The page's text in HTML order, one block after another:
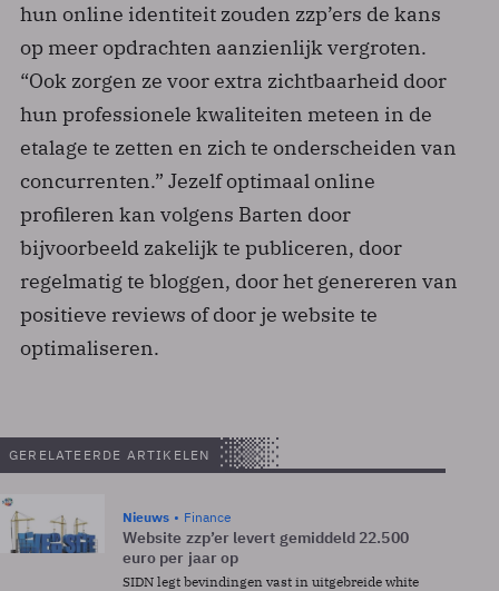
hun online identiteit zouden zzp’ers de kans
op meer opdrachten aanzienlijk vergroten.
“Ook zorgen ze voor extra zichtbaarheid door
hun professionele kwaliteiten meteen in de
etalage te zetten en zich te onderscheiden van
concurrenten.” Jezelf optimaal online
profileren kan volgens Barten door
bijvoorbeeld zakelijk te publiceren, door
regelmatig te bloggen, door het genereren van
positieve reviews of door je website te
optimaliseren.
GERELATEERDE ARTIKELEN
Nieuws Finance
Website zzp’er levert gemiddeld 22.500
euro per jaar op
SIDN legt bevindingen vast in uitgebreide white